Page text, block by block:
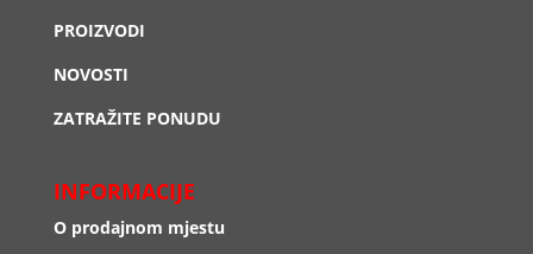
PROIZVODI
NOVOSTI
ZATRAŽITE PONUDU
INFORMACIJE
O prodajnom mjestu